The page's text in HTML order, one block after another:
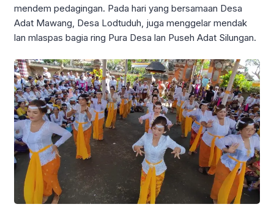
mendem pedagingan. Pada hari yang bersamaan Desa
Adat Mawang, Desa Lodtuduh, juga menggelar mendak
lan mlaspas bagia ring Pura Desa lan Puseh Adat Silungan.